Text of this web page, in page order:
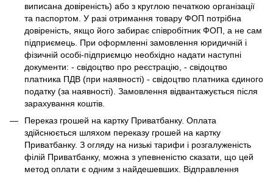
виписана довіреність) або з круглою печаткою організації
та паспортом. У разі отримання товару ФОП потрібна
довіреність, якщо його забирає співробітник ФОП, а не сам
підприємець. При оформленні замовлення юридичній і
фізичній особі-підприємцю необхідно надати наступні
документи: - свідоцтво про реєстрацію, - свідоцтво
платника ПДВ (при наявності) - свідоцтво платника єдиного
податку (за наявності). Замовлення відвантажується після
зарахування коштів.
Переказ грошей на картку Приватбанку. Оплата
здійснюється шляхом переказу грошей на картку
Приватбанку. З огляду на низькі тарифи і розгалуженість
філій Приватбанку, можна з упевненістю сказати, що цей
метод оплати є одним з найдешевших. Відправлення